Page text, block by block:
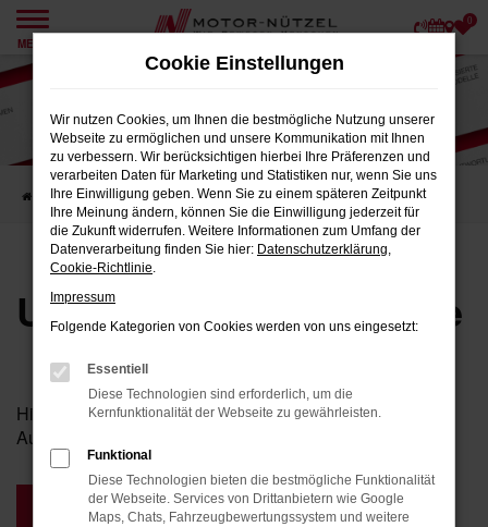
Zum
springen
MENÜ
0
Startseite Karriere Unsere Stellenangebote
Unsere Stellenangebote
Hier finden Sie unsere aktuellen Stellenangebote und
Ausbildungsplätze.
ZURÜCK ZUR ÜBERSICHT
Cookie Einstellungen
Wir nutzen Cookies, um Ihnen die bestmögliche Nutzung unserer
Webseite zu ermöglichen und unsere Kommunikation mit Ihnen
zu verbessern. Wir berücksichtigen hierbei Ihre Präferenzen und
verarbeiten Daten für Marketing und Statistiken nur, wenn Sie uns
Ihre Einwilligung geben. Wenn Sie zu einem späteren Zeitpunkt
Ihre Meinung ändern, können Sie die Einwilligung jederzeit für
die Zukunft widerrufen. Weitere Informationen zum Umfang der
Datenverarbeitung finden Sie hier: Datenschutzerklärung,
Cookie-Richtlinie.
Impressum
Folgende Kategorien von Cookies werden von uns eingesetzt:
Essentiell
Diese Technologien sind erforderlich, um die
Kernfunktionalität der Webseite zu gewährleisten.
Funktional
Diese Technologien bieten die bestmögliche Funktionalität
der Webseite. Services von Drittanbietern wie Google
Maps, Chats, Fahrzeugbewertungssystem und weitere